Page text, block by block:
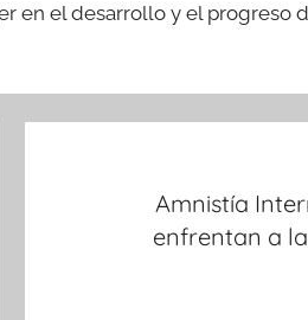
en el desarrollo y el progreso
Amnistía
enfrentan a